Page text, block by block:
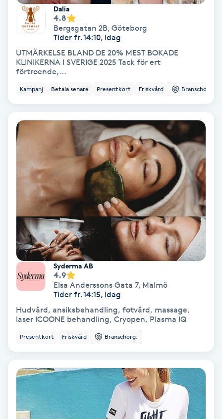
Fotsvamp
Fransar
Fransfärgning
Fransförlängning
Fransförlängning Megavolym
Fransförlängning Volym
Fransk manikyr
Fransrengöring
Frekvensterapi
Friskvård
Friskvårdsmassage
Frisör
Funktionsanalys
Dalia
4.8
Bergsgatan 2B, Göteborg
Tider fr. 14:10, Idag
UTMÄRKELSE BLAND DE 20% MEST BOKADE
KLINIKERNA I SVERIGE 2025 Tack för ert
förtroende,...
Kampanj Betala senare Presentkort Friskvård Branschorg.
Syderma AB
4.9
Elsa Anderssons Gata 7, Malmö
Tider fr. 14:15, Idag
Hudvård, ansiksbehandling, fotvård, massage,
laser ICOONE behandling, Cryopen, Plasma IQ
Presentkort Friskvård Branschorg.